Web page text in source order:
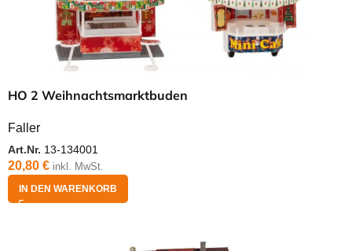
HO 2 Weihnachtsmarktbuden
Faller
Art.Nr. 13-134001
20,80 € inkl. MwSt.
IN DEN WARENKORB